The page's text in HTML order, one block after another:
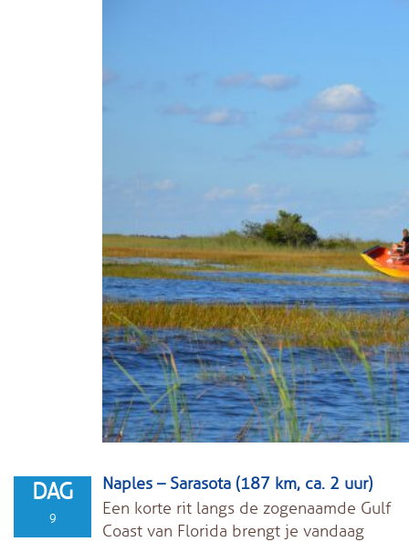
DAG
9
Naples – Sarasota (187 km, ca. 2 uur)
Een korte rit langs de zogenaamde Gulf
Coast van Florida brengt je vandaag